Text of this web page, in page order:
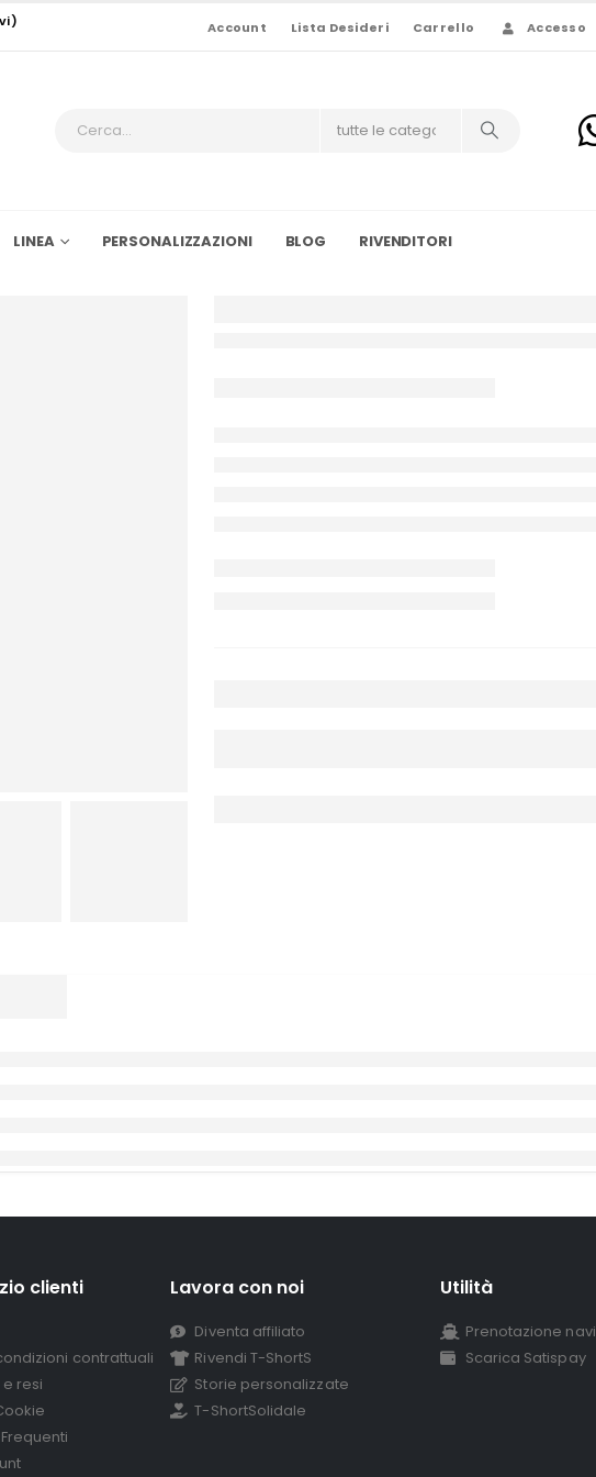
Account Lista Desideri Carrello Accesso
LINEA PERSONALIZZAZIONI BLOG RIVENDITORI
clienti
contrattuali
resi
Lavora con noi
Diventa affiliato
Rivendi T-ShortS
Storie personalizzate
T-ShortSolidale
Utilità
Prenotazione navi
Scarica Satispay